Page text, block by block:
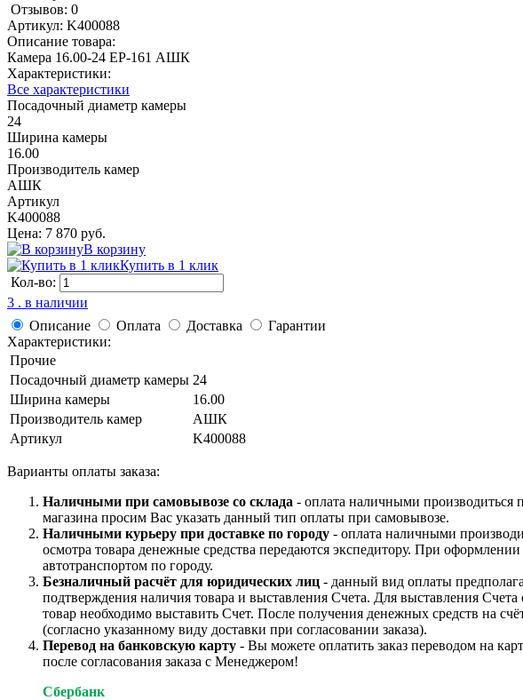
Отзывов: 0
Артикул: K400088
Описание товара:
Камера 16.00-24 ЕР-161 АШК
Характеристики:
Все характеристики
Посадочный диаметр камеры
24
Ширина камеры
16.00
Производитель камер
АШК
Артикул
K400088
Цена: 7 870 руб.
В корзину
Купить в 1 клик
Кол-во:
3 . в наличии
Описание
Оплата Доставка
Гарантии
Характеристики:
Прочие
Посадочный диаметр камеры 24
Ширина камеры
16.00
Производитель камер
АШК
Артикул
K400088
Варианты оплаты заказа:
Наличными при самовывозе со склада - оплата наличными производиться
магазина просим Вас указать данный тип оплаты при самовывозе.
Наличными курьеру при доставке по городу - оплата наличными
осмотра товара денежные средства передаются экспедитору. При
автотранспортом по городу.
Безналичный расчёт для юридических лиц - данный вид оплаты
подтверждения наличия товара и выставления Счета. Для выставления
товар необходимо выставить Счет. После получения денежных средств на
(согласно указанному виду доставки при согласовании заказа).
Перевод на банковскую карту - Вы можете оплатить заказ переводом на
после согласования заказа с Менеджером!
Сбербанк